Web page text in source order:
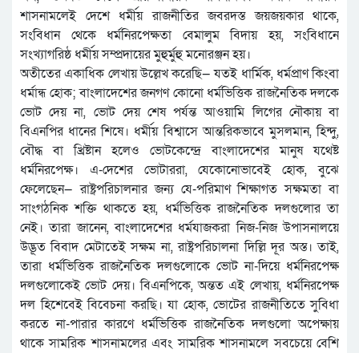
শাসনামলেই দেশে ধর্মীয় রাজনীতির জবরদস্ত জয়জয়কার থাকে,
সংবিধান থেকে ধর্মনিরপেক্ষতা বেমালুম বিদায় হয়, সংবিধানে
সংখ্যাগরিষ্ঠ ধর্মীয় সম্প্রদায়ের মুহুর্মুহু মনোরঞ্জন হয়।
অতীতের একাধিক লেখায় উল্লেখ করেছি— যতই ধার্মিক, ধর্মপ্রাণ কিংবা
ধর্মান্ধ হোক; বাংলাদেশের জনগণ কোনো ধর্মভিত্তিক রাজনৈতিক দলকে
ভোট দেয় না, ভোট দেয় শেষ পর্যন্ত আওয়ামি লিগের নৌকায় বা
বিএনপির ধানের শিষে। ধর্মীয় বিশ্বাসে আন্তরিকভাবে মুসলমান, হিন্দু,
বৌদ্ধ বা খ্রিষ্টান হলেও ভোটকেন্দ্রে বাংলাদেশের মানুষ যথেষ্ট
ধর্মনিরপেক্ষ। এ-দেশের ভোটাররা, যেকোনোভাবেই হোক, বুঝে
ফেলেছেন— রাষ্ট্রপরিচালনার জন্য যে-পরিমাণ শিক্ষাগত সক্ষমতা বা
সাংগঠনিক শক্তি থাকতে হয়, ধর্মভিত্তিক রাজনৈতিক দলগুলোর তা
নেই। তারা জানেন, বাংলাদেশের ধর্মযাজকরা নিজ-নিজ উপাসনালয়ে
উদ্ভূত বিবাদ মেটাতেই সক্ষম না, রাষ্ট্রপরিচালনা দিল্লি দূর অস্ত। তাই,
তারা ধর্মভিত্তিক রাজনৈতিক দলগুলোকে ভোট না-দিয়ে ধর্মনিরপেক্ষ
দলগুলোকেই ভোট দেয়। বিএনপিকে, অন্তত এই লেখায়, ধর্মনিরপেক্ষ
দল হিশেবেই বিবেচনা করছি। যা হোক, ভোটের রাজনীতিতে সুবিধা
করতে না-পারার কারণে ধর্মভিত্তিক রাজনৈতিক দলগুলো অপেক্ষায়
থাকে সামরিক শাসনামলের এবং সামরিক শাসনামলে সবচেয়ে বেশি